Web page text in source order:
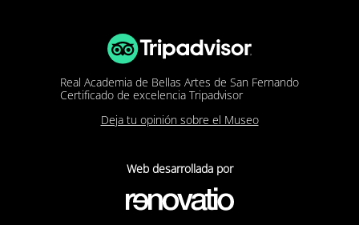
Real Academia de Bellas Artes de San Fernando
Certificado de excelencia Tripadvisor
Deja tu opinión sobre el Museo
Web desarrollada por